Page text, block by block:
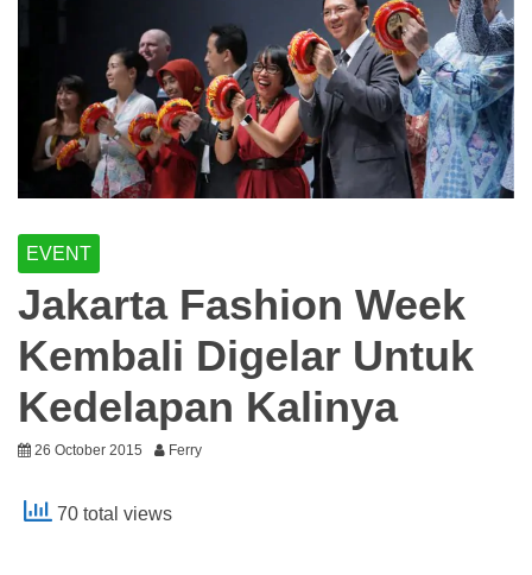
EVENT
Jakarta Fashion Week
Kembali Digelar Untuk
Kedelapan Kalinya
26 October 2015 Ferry
70 total views